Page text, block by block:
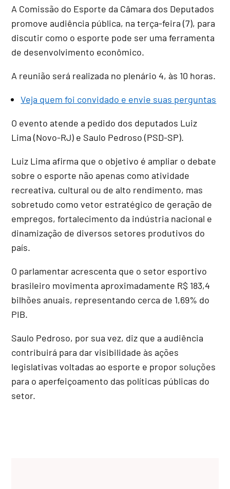
A Comissão do Esporte da Câmara dos Deputados
promove audiência pública, na terça-feira (7), para
discutir como o esporte pode ser uma ferramenta
de desenvolvimento econômico.
A reunião será realizada no plenário 4, às 10 horas.
Veja quem foi convidado e envie suas perguntas
O evento atende a pedido dos deputados Luiz
Lima (Novo-RJ) e Saulo Pedroso (PSD-SP).
Luiz Lima afirma que o objetivo é ampliar o debate
sobre o esporte não apenas como atividade
recreativa, cultural ou de alto rendimento, mas
sobretudo como vetor estratégico de geração de
empregos, fortalecimento da indústria nacional e
dinamização de diversos setores produtivos do
país.
O parlamentar acrescenta que o setor esportivo
brasileiro movimenta aproximadamente R$ 183,4
bilhões anuais, representando cerca de 1,69% do
PIB.
Saulo Pedroso, por sua vez, diz que a audiência
contribuirá para dar visibilidade às ações
legislativas voltadas ao esporte e propor soluções
para o aperfeiçoamento das políticas públicas do
setor.